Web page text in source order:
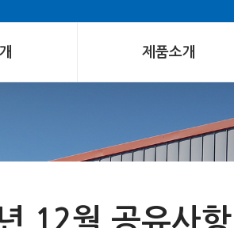
제품소개
12월 공유사항